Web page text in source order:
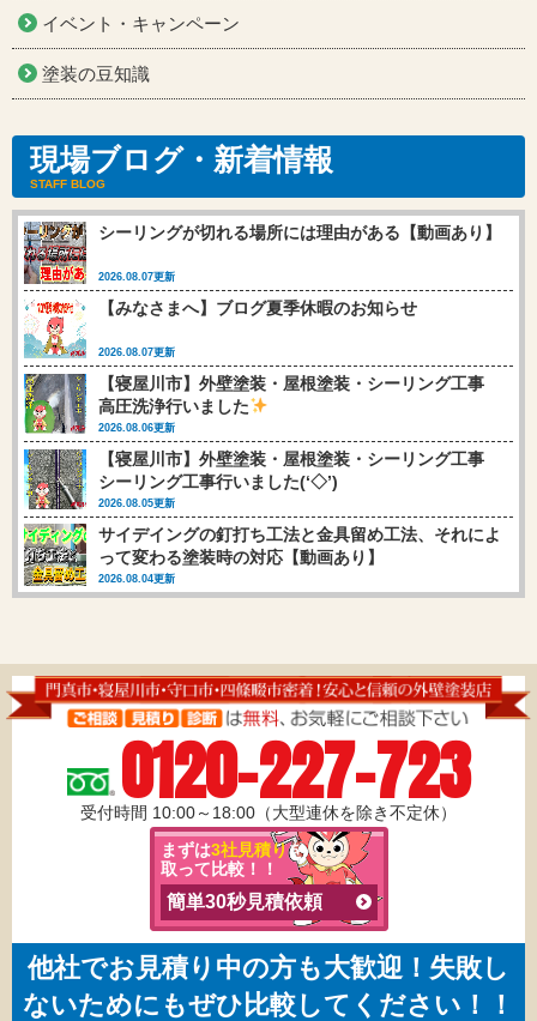
イベント・キャンペーン
塗装の豆知識
現場ブログ・新着情報
STAFF BLOG
シーリングが切れる場所には理由がある【動画あり】
2026.08.07更新
【みなさまへ】ブログ夏季休暇のお知らせ
2026.08.07更新
【寝屋川市】外壁塗装・屋根塗装・シーリング工事
高圧洗浄行いました
2026.08.06更新
【寝屋川市】外壁塗装・屋根塗装・シーリング工事
シーリング工事行いました(‘◇’)ゞ
2026.08.05更新
サイデイングの釘打ち工法と金具留め工法、それによ
って変わる塗装時の対応【動画あり】
2026.08.04更新
0120-227-723
受付時間 10:00～18:00（大型連休を除き不定休）
まずは3社見積りを
取って比較！！
簡単30秒見積依頼
他社でお見積り中の方も大歓迎！失敗し
ないためにもぜひ比較してください！！